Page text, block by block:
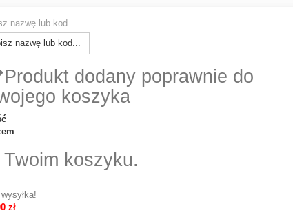
nazwę lub kod...
Produkt dodany poprawnie do
koszyka
koszyku.
zł